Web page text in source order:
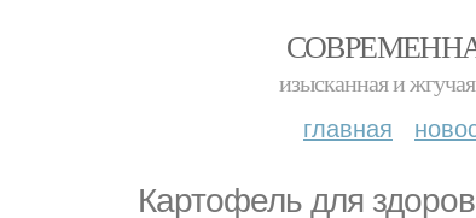
изысканная и
главная
Картофель для